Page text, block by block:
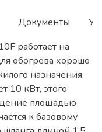
Документы
работает на
обогрева хорошо
назначения.
10 кВт, этого
площадью
к базовому